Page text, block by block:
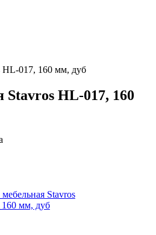
HL-017, 160 мм, дуб
Stavros HL-017, 160